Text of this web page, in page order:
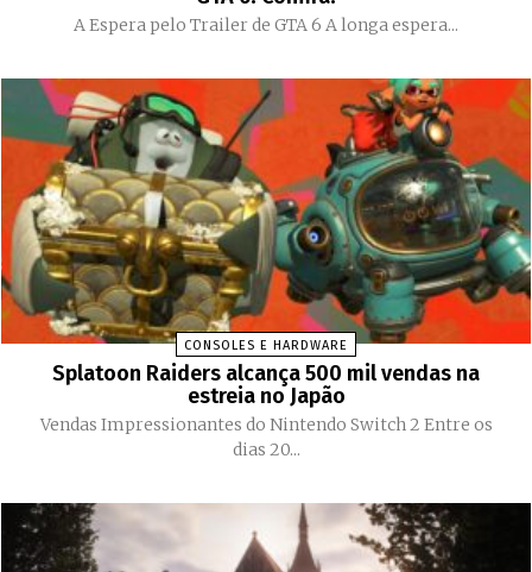
A Espera pelo Trailer de GTA 6 A longa espera...
CONSOLES E HARDWARE
Splatoon Raiders alcança 500 mil vendas na
estreia no Japão
Vendas Impressionantes do Nintendo Switch 2 Entre os
dias 20...